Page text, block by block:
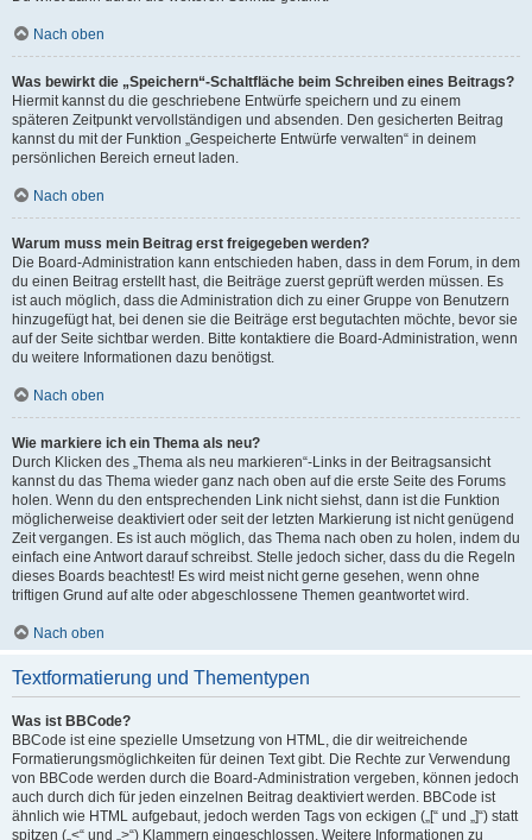
Nach oben
Was bewirkt die „Speichern“-Schaltfläche beim Schreiben eines Beitrags?
Hiermit kannst du die geschriebene Entwürfe speichern und zu einem
späteren Zeitpunkt vervollständigen und absenden. Den gesicherten Beitrag
kannst du mit der Funktion „Gespeicherte Entwürfe verwalten“ in deinem
persönlichen Bereich erneut laden.
Nach oben
Warum muss mein Beitrag erst freigegeben werden?
Die Board-Administration kann entschieden haben, dass in dem Forum, in dem
du einen Beitrag erstellt hast, die Beiträge zuerst geprüft werden müssen. Es
ist auch möglich, dass die Administration dich zu einer Gruppe von Benutzern
hinzugefügt hat, bei denen sie die Beiträge erst begutachten möchte, bevor sie
auf der Seite sichtbar werden. Bitte kontaktiere die Board-Administration, wenn
du weitere Informationen dazu benötigst.
Nach oben
Wie markiere ich ein Thema als neu?
Durch Klicken des „Thema als neu markieren“-Links in der Beitragsansicht
kannst du das Thema wieder ganz nach oben auf die erste Seite des Forums
holen. Wenn du den entsprechenden Link nicht siehst, dann ist die Funktion
möglicherweise deaktiviert oder seit der letzten Markierung ist nicht genügend
Zeit vergangen. Es ist auch möglich, das Thema nach oben zu holen, indem du
einfach eine Antwort darauf schreibst. Stelle jedoch sicher, dass du die Regeln
dieses Boards beachtest! Es wird meist nicht gerne gesehen, wenn ohne
triftigen Grund auf alte oder abgeschlossene Themen geantwortet wird.
Nach oben
Textformatierung und Thementypen
Was ist BBCode?
BBCode ist eine spezielle Umsetzung von HTML, die dir weitreichende
Formatierungsmöglichkeiten für deinen Text gibt. Die Rechte zur Verwendung
von BBCode werden durch die Board-Administration vergeben, können jedoch
auch durch dich für jeden einzelnen Beitrag deaktiviert werden. BBCode ist
ähnlich wie HTML aufgebaut, jedoch werden Tags von eckigen („[“ und „]“) statt
spitzen („<“ und „>“) Klammern eingeschlossen. Weitere Informationen zu